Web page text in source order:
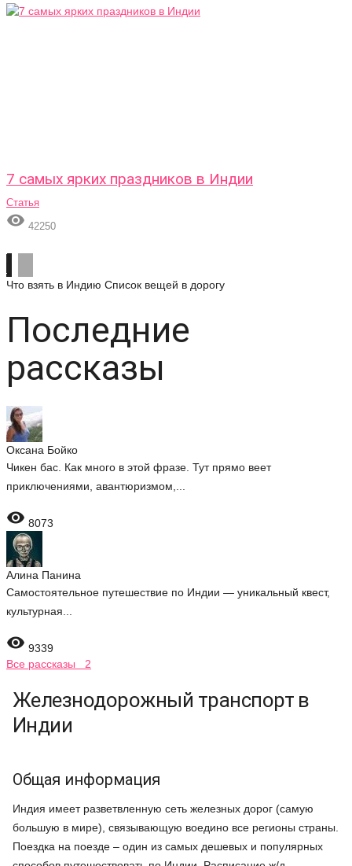
7 самых ярких праздников в Индии
Статья
 42250
Что взять в Индию Список вещей в дорогу
Последние
рассказы
Оксана Бойко
Чикен бас. Как много в этой фразе. Тут прямо веет
приключениями, авантюризмом,...
 8073
Алина Панина
Самостоятельное путешествие по Индии — уникальный квест,
культурная...
 9339
Все рассказы 2
Железнодорожный транспорт в
Индии
Общая информация
Индия имеет разветвленную сеть железных дорог (самую
большую в мире), связывающую воедино все регионы страны.
Поездка на поезде – один из самых дешевых и популярных